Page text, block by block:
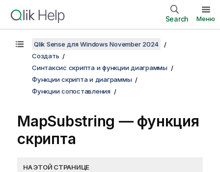
Search Меню
Qlik Sense для Windows November 2024
Создать
Синтаксис скрипта и функции диаграммы
Функции скрипта и диаграммы
Функции сопоставления
MapSubstring — функция
скрипта
НА ЭТОЙ СТРАНИЦЕ